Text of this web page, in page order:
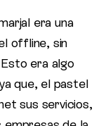
era una
offline, sin
era algo
que, el pastel
sus servicios,